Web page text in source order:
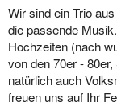
Wir sind ein Trio
die passende
Hochzeiten (nach
von den 70er -
natürlich auch
freuen uns auf Ihr